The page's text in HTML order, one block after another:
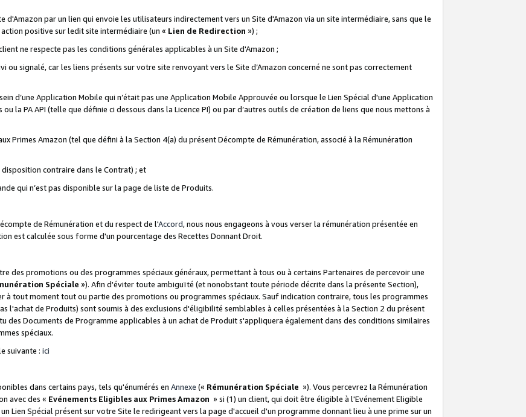
par un lien qui envoie les utilisateurs indirectement vers un Site d'Amazon via un site intermédiaire, sans que le
positive sur ledit site intermédiaire (un « Lien de Redirection ») ;
ne respecte pas les conditions générales applicables à un Site d'Amazon ;
ou signalé, car les liens présents sur votre site renvoyant vers le Site d’Amazon concerné ne sont pas correctement
d’une Application Mobile qui n’était pas une Application Mobile Approuvée ou lorsque le Lien Spécial d'une Application
la PA API (telle que définie ci dessous dans la Licence PI) ou par d’autres outils de création de liens que nous mettons à
Primes Amazon (tel que défini à la Section 4(a) du présent Décompte de Rémunération, associé à la Rémunération
contraire dans le Contrat) ; et
qui n’est pas disponible sur la page de liste de Produits.
de Rémunération et du respect de l'Accord, nous nous engageons à vous verser la rémunération présentée en
est calculée sous forme d'un pourcentage des Recettes Donnant Droit.
des promotions ou des programmes spéciaux généraux, permettant à tous ou à certains Partenaires de percevoir une
Spéciale »). Afin d'éviter toute ambiguïté (et nonobstant toute période décrite dans la présente Section),
à tout moment tout ou partie des promotions ou programmes spéciaux. Sauf indication contraire, tous les programmes
l'achat de Produits) sont soumis à des exclusions d'éligibilité semblables à celles présentées à la Section 2 du présent
des Documents de Programme applicables à un achat de Produit s'appliquera également dans des conditions similaires
spéciaux.
suivante : ici
dans certains pays, tels qu'énumérés en Annexe (« Rémunération Spéciale »). Vous percevrez la Rémunération
avec des « Evénements Eligibles aux Primes Amazon » si (1) un client, qui doit être éligible à l'Evénement Eligible
Lien Spécial présent sur votre Site le redirigeant vers la page d'accueil d'un programme donnant lieu à une prime sur un